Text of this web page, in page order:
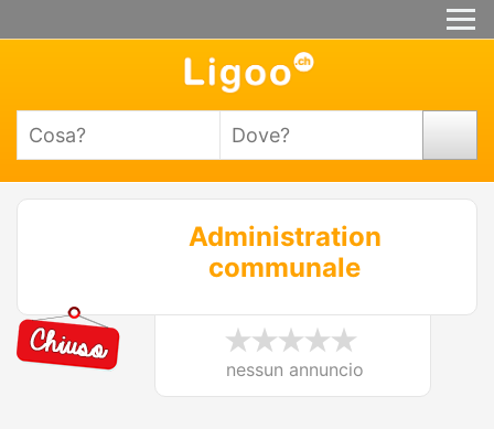
Administration
communale
nessun annuncio